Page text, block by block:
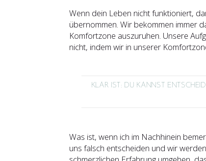
Wenn dein Leben nicht funktioniert,
übernommen. Wir bekommen immer
Komfortzone auszuruhen. Unsere
nicht, indem wir in unserer
KLAR IST: DU KANNST
Was ist, wenn ich im Nachhinein
uns falsch entscheiden und wir